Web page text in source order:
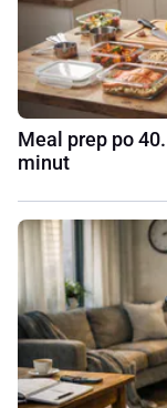
Meal prep po
minut